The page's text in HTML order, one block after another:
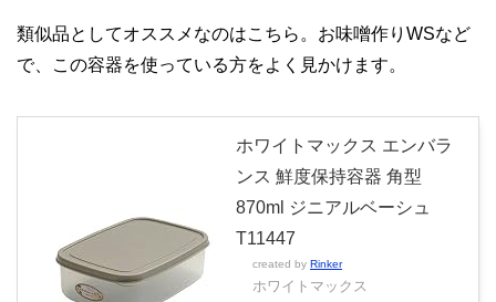
類似品としてオススメなのはこちら。お味噌作りWSなど
で、この容器を使っている方をよく見かけます。
ホワイトマックス エンバラ
ンス 鮮度保持容器 角型
870ml ジニアルベーシュ
T11447
created by Rinker
ホワイトマックス